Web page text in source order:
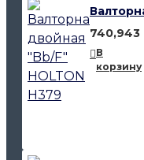
740,943
В
корзину